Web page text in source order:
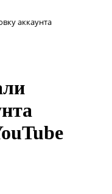
аккаунта